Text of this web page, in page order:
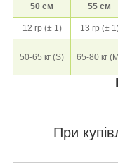
50 см 55 см
12 гр (± 1) 13 гр (±
50-65 кг (S) 65-80 кг
При